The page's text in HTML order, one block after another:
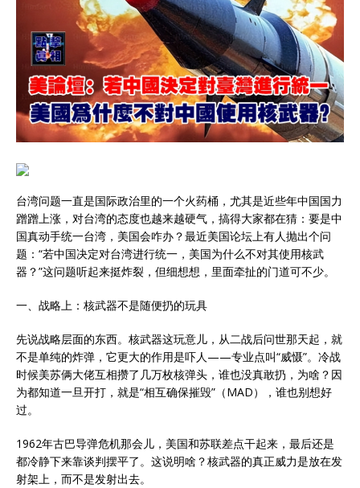
台湾问题一直是国际政治里的一个火药桶，尤其是近些年中国国力
蹭蹭上涨，对台湾的态度也越来越硬气，搞得大家都在猜：要是中
国真动手统一台湾，美国会咋办？最近美国论坛上有人抛出个问
题：“若中国决定对台湾进行统一，美国为什么不对其使用核武
器？”这问题听起来挺炸裂，但细想想，里面牵扯的门道可不少。
一、战略上：核武器不是随便扔的玩具
先说战略层面的东西。核武器这玩意儿，从二战后问世那天起，就
不是单纯的炸弹，它更大的作用是吓人——专业点叫“威慑”。冷战
时候美苏俩大佬互相攒了几万枚核弹头，谁也没真敢扔，为啥？因
为都知道一旦开打，就是“相互确保摧毁”（MAD），谁也别想好
过。
1962年古巴导弹危机那会儿，美国和苏联差点干起来，最后还是
都冷静下来靠谈判摆平了。这说明啥？核武器的真正威力是放在发
射架上，而不是发射出去。